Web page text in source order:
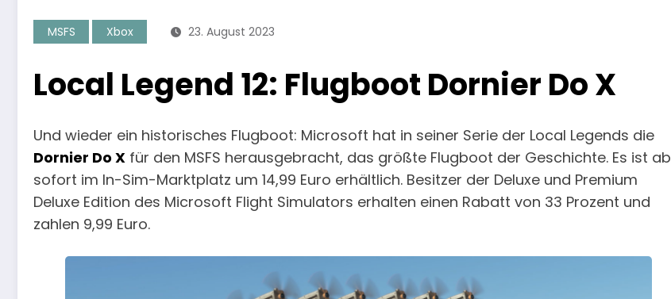
MSFS Xbox 23. August 2023
Local Legend 12: Flugboot Dornier Do X
Und wieder ein historisches Flugboot: Microsoft hat in seiner Serie der Local Legends die
Dornier Do X für den MSFS herausgebracht, das größte Flugboot der Geschichte. Es ist ab
sofort im In-Sim-Marktplatz um 14,99 Euro erhältlich. Besitzer der Deluxe und Premium
Deluxe Edition des Microsoft Flight Simulators erhalten einen Rabatt von 33 Prozent und
zahlen 9,99 Euro.